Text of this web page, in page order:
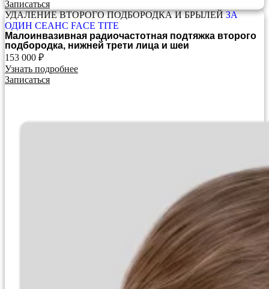
Записаться
УДАЛЕНИЕ ВТОРОГО ПОДБОРОДКА И БРЫЛЕЙЗА
ОДИН СЕАНС FACE TITE
Малоинвазивная радиочастотная подтяжка второго
подбородка, нижней трети лица и шеи
153 000 ₽
Узнать подробнее
Записаться